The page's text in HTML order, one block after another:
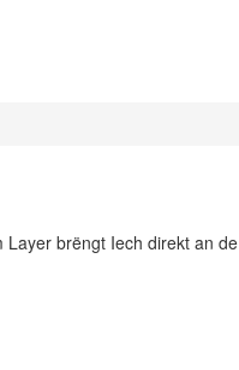
Layer brëngt Iech direkt an de